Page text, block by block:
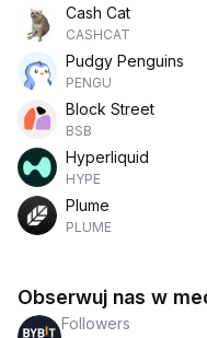
Cash Cat
CASHCAT
Pudgy Penguins
PENGU
Block Street
BSB
Hyperliquid
HYPE
Plume
PLUME
Obserwuj nas w
Followers